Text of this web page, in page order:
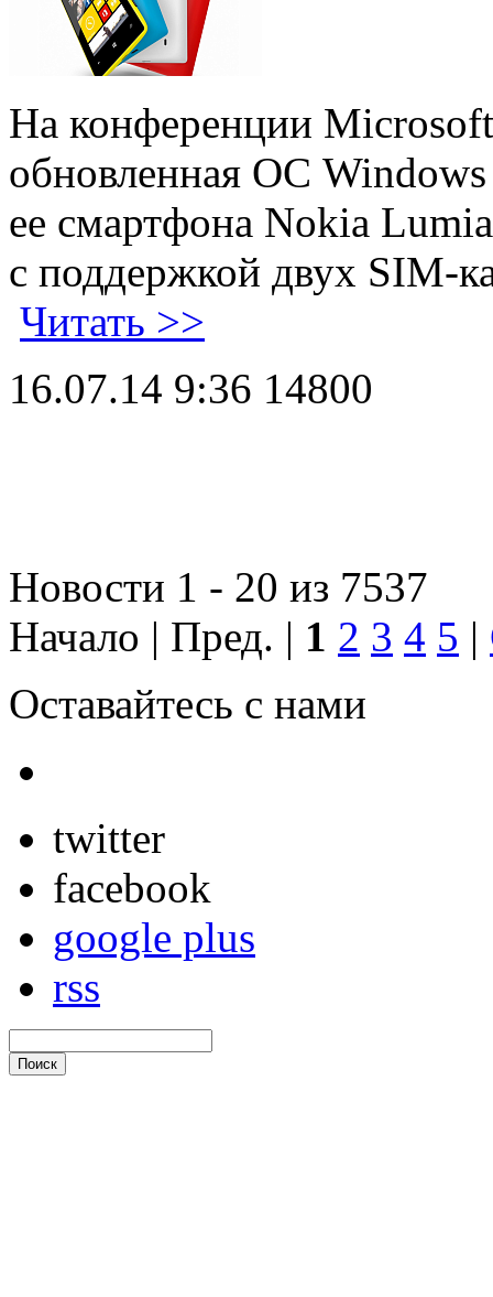
На конференции
обновленная ОС
ее смартфона Nokia
с поддержкой двух SIM-
Читать >>
16.07.14 9:36 14800
Новости 1 - 20 из 7537
Начало | Пред. | 1 2 3 4 5 |
Оставайтесь с нами
twitter
facebook
google plus
rss